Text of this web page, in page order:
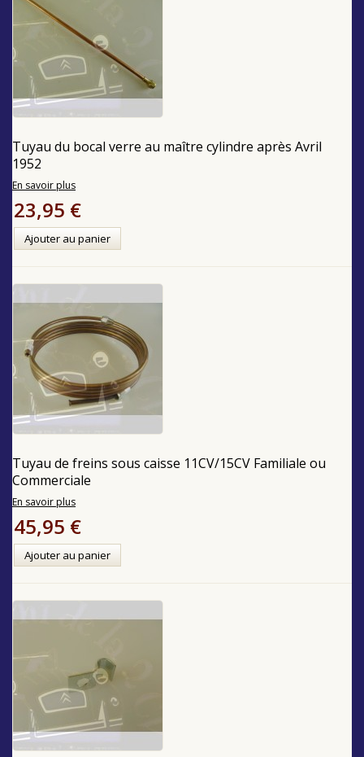
Tuyau du bocal verre au maître cylindre après Avril
1952
En savoir plus
23,95 €
Ajouter au panier
Tuyau de freins sous caisse 11CV/15CV Familiale ou
Commerciale
En savoir plus
45,95 €
Ajouter au panier